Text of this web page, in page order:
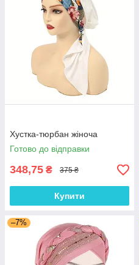
Хустка-тюрбан жіноча
Готово до відправки
348,75 ₴ 375 ₴
Купити
–7%